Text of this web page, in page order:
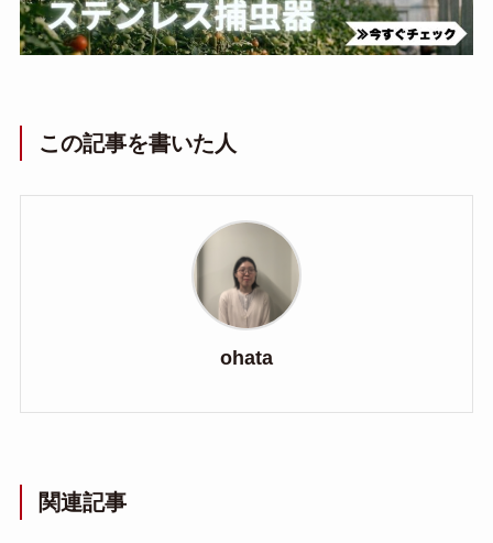
この記事を書いた人
ohata
関連記事